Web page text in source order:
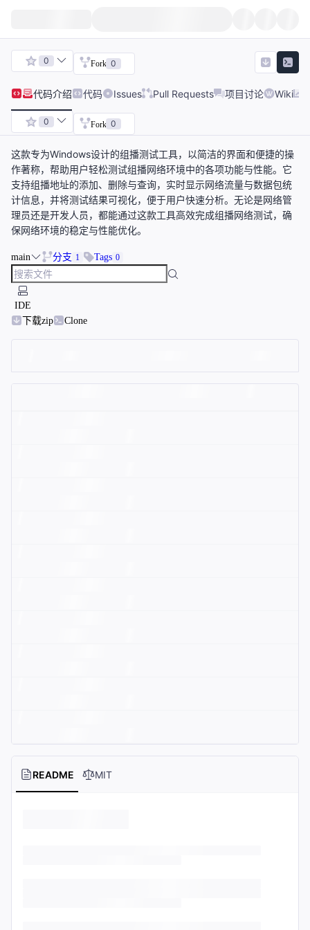
0 Fork 0
代码介绍 代码 Issues Pull Requests 项目讨论 Wiki
0 Fork 0
这款专为Windows设计的组播测试工具，以简洁的界面和便捷的操
作著称，帮助用户轻松测试组播网络环境中的各项功能与性能。它
支持组播地址的添加、删除与查询，实时显示网络流量与数据包统
计信息，并将测试结果可视化，便于用户快速分析。无论是网络管
理员还是开发人员，都能通过这款工具高效完成组播网络测试，确
保网络环境的稳定与性能优化。
main 分支 1 Tags 0
IDE
下载zip
Clone
README MIT